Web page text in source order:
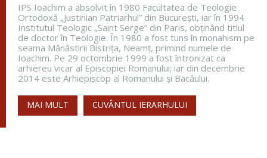
Apostolul zilei
Fraților, vă îndemn, pentru Domnul nostru Iisus
Hristos și pentru iubirea Duhului Sfânt, ca
împreună cu mine, să luptați în rugăciuni către
Dumnezeu pentru mine, ca să scap de...
Ap. Romani 15, 30-33
IPS Ioachim a absolvit în 1980 Facultatea de Teologie
Ortodoxă „Justinian Patriarhul” din Bucureşti, iar în 1994
Institutul Teologic „Saint Serge” din Paris, obţinând titlul
de doctor în Teologie. În 1980 a fost tuns în monahism pe
seama Mănăstirii Bistriţa, Neamţ, primind numele de
Ioachim. Pe 29 octombrie 1999 a fost întronizat ca
arhiereu vicar al Episcopiei Romanului; iar din decembrie
2014 este Arhiepiscop al Romanului și Bacăului.
MAI MULT CUVÂNTUL IERARHULUI